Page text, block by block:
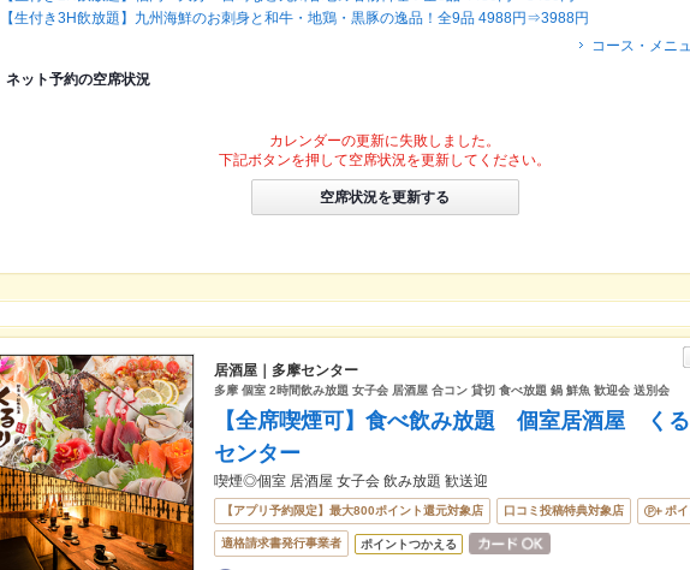
【生付き3H飲放題】九州海鮮のお刺身と和牛・地鶏・黒豚の逸品！全9品 4988円⇒3988円
コース・メニ
ネット予約の空席状況
カレンダーの更新に失敗しました。
下記ボタンを押して空席状況を更新してください。
空席状況を更新する
居酒屋｜多摩センター
多摩 個室 2時間飲み放題 女子会 居酒屋 合コン 貸切 食べ放題 鍋 鮮魚 歓迎会 送別会
【全席喫煙可】食べ飲み放題 個室居酒屋 く
センター
喫煙◎個室 居酒屋 女子会 飲み放題 歓送迎
【アプリ予約限定】最大800ポイント還元対象店 口コミ投稿特典対象店 ポ
適格請求書発行事業者 ポイントつかえる